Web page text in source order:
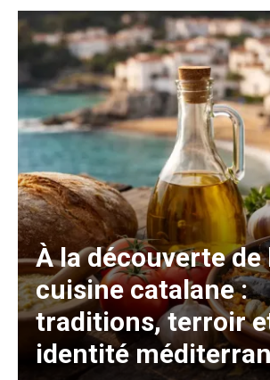
À la découverte de
cuisine catalane :
traditions, terroir
identité